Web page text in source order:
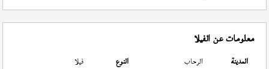
معلومات عن الفيلا
المدينة الرحاب النوع
فيلا